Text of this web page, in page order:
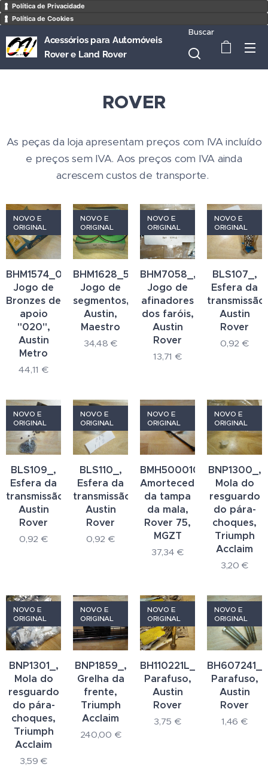
Política de Privacidade
Política de Cookies
Acessórios para Automóveis
Rover e Land Rover
Buscar
ROVER
As peças da loja apresentam preços com IVA incluído
e preços sem IVA. Aos preços com IVA ainda
acrescem custos de transporte.
BHM1574_020_,
Jogo de
Bronzes de
apoio
"020",
Austin
Metro
NOVO E
ORIGINAL
44,11 €
BHM1628_50_,
Jogo de
segmentos,
Austin,
Maestro
NOVO E
ORIGINAL
34,48 €
BHM7058_,
Jogo de
afinadores
dos faróis,
Austin
Rover
NOVO E
ORIGINAL
13,71 €
BLS107_,
Esfera da
transmissão,
Austin
Rover
NOVO E
ORIGINAL
0,92 €
BLS109_,
Esfera da
transmissão,
Austin
Rover
NOVO E
ORIGINAL
0,92 €
BLS110_,
Esfera da
transmissão,
Austin
Rover
NOVO E
ORIGINAL
0,92 €
BMH500010_,
Amortecedor
da tampa
da mala,
Rover 75,
MGZT
NOVO E
ORIGINAL
37,34 €
BNP1300_,
Mola do
resguardo
do pára-
choques,
Triumph
Acclaim
NOVO E
ORIGINAL
3,20 €
BNP1301_,
Mola do
resguardo
do pára-
choques,
Triumph
Acclaim
NOVO E
ORIGINAL
3,59 €
BNP1859_,
Grelha da
frente,
Triumph
Acclaim
NOVO E
ORIGINAL
240,00 €
BH110221L_,
Parafuso,
Austin
Rover
NOVO E
ORIGINAL
3,75 €
BH607241_,
Parafuso,
Austin
Rover
NOVO E
ORIGINAL
1,46 €